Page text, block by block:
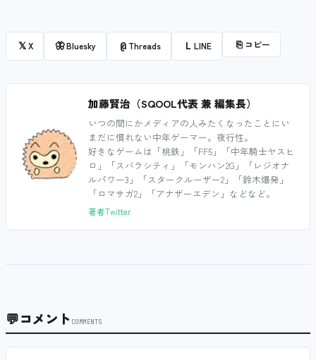
𝕏X 🦋Bluesky @ Threads L LINE ⎘ コピー
加藤賢治（SQOOL代表 兼 編集長）
いつの間にかメディアの人みたくなったことにい
まだに慣れない中年ゲーマー。夜行性。
好きなゲームは「桃鉄」「FF5」「中年騎士ヤスヒ
ロ」「スバラシティ」「モンハン2G」「レジオナ
ルパワー3」「スタークルーザー2」「鈴木爆発」
「ロマサガ2」「アナザーエデン」などなど。
著者Twitter
💬コメント COMMENTS